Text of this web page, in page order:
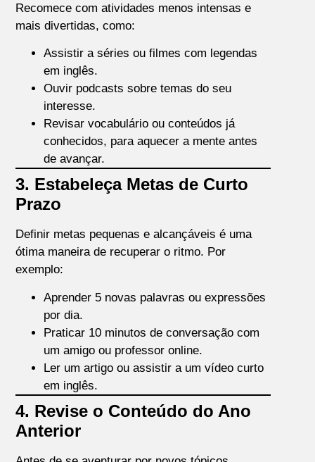
Recomece com atividades menos intensas e
mais divertidas, como:
Assistir a séries ou filmes com legendas
em inglês.
Ouvir podcasts sobre temas do seu
interesse.
Revisar vocabulário ou conteúdos já
conhecidos, para aquecer a mente antes
de avançar.
3. Estabeleça Metas de Curto
Prazo
Definir metas pequenas e alcançáveis é uma
ótima maneira de recuperar o ritmo. Por
exemplo:
Aprender 5 novas palavras ou expressões
por dia.
Praticar 10 minutos de conversação com
um amigo ou professor online.
Ler um artigo ou assistir a um vídeo curto
em inglês.
4. Revise o Conteúdo do Ano
Anterior